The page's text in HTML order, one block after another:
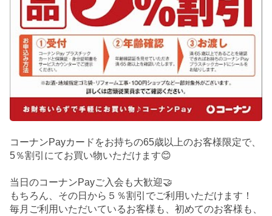
コーナンPayカードをお持ちの65歳以上のお客様限定で、
5％割引にてお買い物いただけます😊
当日のコーナンPayご入会も大歓迎🤝
もちろん、その日から５％割引でご利用いただけます！
毎月ご利用いただいているお客様も、初めてのお客様も、